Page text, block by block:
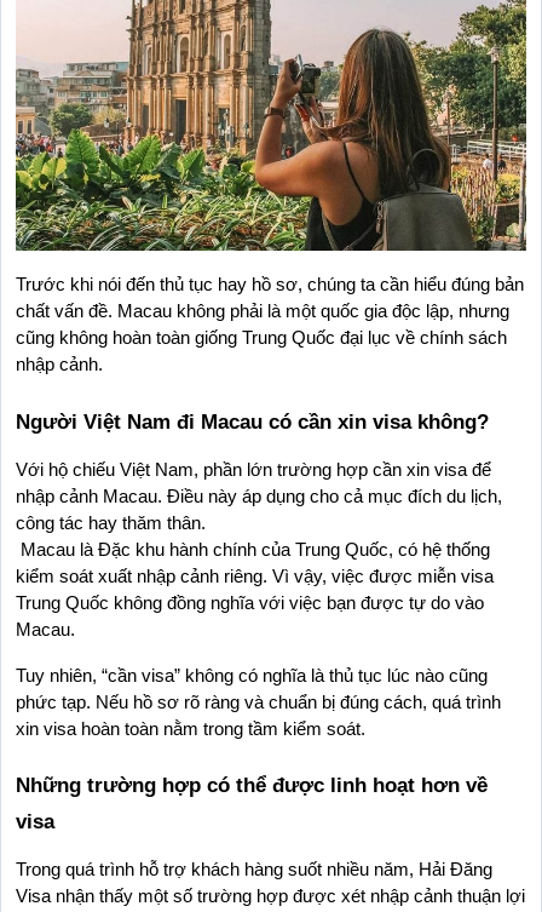
Trước khi nói đến thủ tục hay hồ sơ, chúng ta cần hiểu đúng bản
chất vấn đề. Macau không phải là một quốc gia độc lập, nhưng
cũng không hoàn toàn giống Trung Quốc đại lục về chính sách
nhập cảnh.
Người Việt Nam đi Macau có cần xin visa không?
Với hộ chiếu Việt Nam, phần lớn trường hợp cần xin visa để
nhập cảnh Macau. Điều này áp dụng cho cả mục đích du lịch,
công tác hay thăm thân.
Macau là Đặc khu hành chính của Trung Quốc, có hệ thống
kiểm soát xuất nhập cảnh riêng. Vì vậy, việc được miễn visa
Trung Quốc không đồng nghĩa với việc bạn được tự do vào
Macau.
Tuy nhiên, “cần visa” không có nghĩa là thủ tục lúc nào cũng
phức tạp. Nếu hồ sơ rõ ràng và chuẩn bị đúng cách, quá trình
xin visa hoàn toàn nằm trong tầm kiểm soát.
Những trường hợp có thể được linh hoạt hơn về
visa
Trong quá trình hỗ trợ khách hàng suốt nhiều năm, Hải Đăng
Visa nhận thấy một số trường hợp được xét nhập cảnh thuận lợi